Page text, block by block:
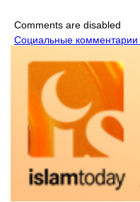
Comments are disabled
Социальные комментарии